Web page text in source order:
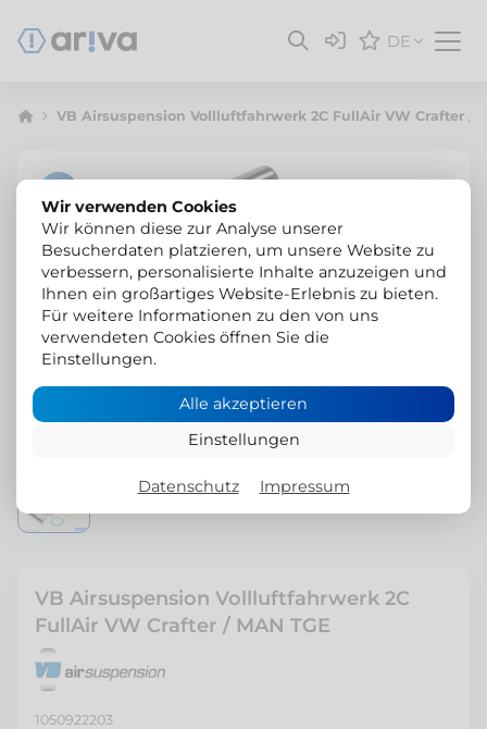
DE
VB Airsuspension Vollluftfahrwerk 2C FullAir VW Crafter /
VB Airsuspension Vollluftfahrwerk 2C
FullAir VW Crafter / MAN TGE
1050922203
Wir verwenden Cookies
Wir können diese zur Analyse unserer
Besucherdaten platzieren, um unsere Website zu
verbessern, personalisierte Inhalte anzuzeigen und
Ihnen ein großartiges Website-Erlebnis zu bieten.
Für weitere Informationen zu den von uns
verwendeten Cookies öffnen Sie die
Einstellungen.
Alle akzeptieren
Einstellungen
Datenschutz Impressum